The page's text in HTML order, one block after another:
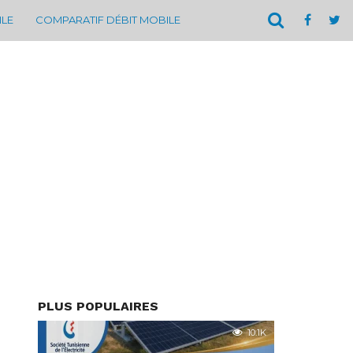
COMPARATIF DÉBIT MOBILE
PLUS POPULAIRES
10.1K